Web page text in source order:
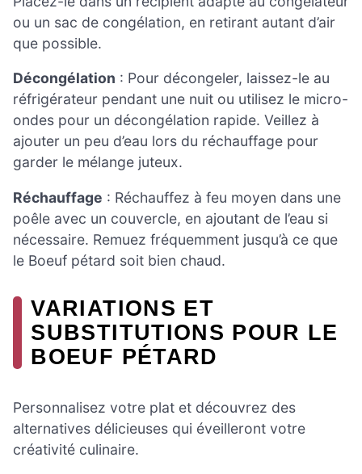
ou un sac de congélation, en retirant autant d’air
que possible.
Décongélation : Pour décongeler, laissez-le au
réfrigérateur pendant une nuit ou utilisez le micro-
ondes pour un décongélation rapide. Veillez à
ajouter un peu d’eau lors du réchauffage pour
garder le mélange juteux.
Réchauffage : Réchauffez à feu moyen dans une
poêle avec un couvercle, en ajoutant de l’eau si
nécessaire. Remuez fréquemment jusqu’à ce que
le Boeuf pétard soit bien chaud.
VARIATIONS ET
SUBSTITUTIONS POUR LE
BOEUF PÉTARD
Personnalisez votre plat et découvrez des
alternatives délicieuses qui éveilleront votre
créativité culinaire.